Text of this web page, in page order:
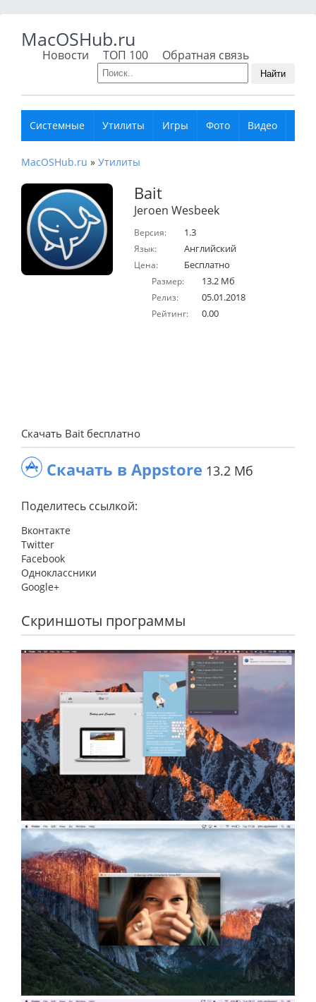
MacOSHub.ru
Новости ТОП 100 Обратная связь
Найти
Системные Утилиты Игры Фото Видео
MacOSHub.ru » Утилиты
Bait
Jeroen Wesbeek
Версия: 1.3
Язык: Английский
Цена: Бесплатно
Размер: 13.2 Мб
Релиз: 05.01.2018
Рейтинг: 0.00
Скачать Bait бесплатно
Скачать в Appstore 13.2 Мб
Поделитесь ссылкой:
Вконтакте
Twitter
Facebook
Одноклассники
Google+
Скриншоты программы